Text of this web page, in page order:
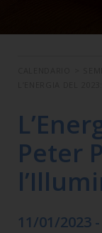
Peter
11/01/2023